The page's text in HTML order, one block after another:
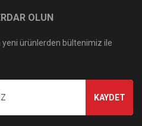
OLUN
yeni ürünlerden bültenimiz ile
KAYDET